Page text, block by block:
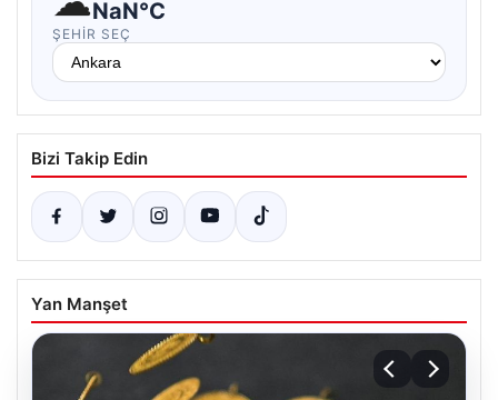
NaN°C
ŞEHIR SEÇ
Bizi Takip Edin
Yan Manşet